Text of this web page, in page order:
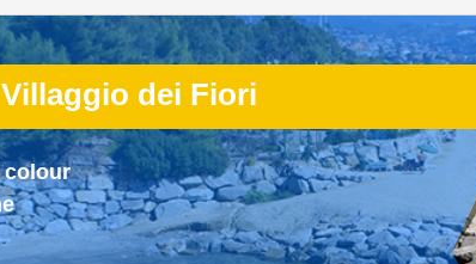
Villaggio dei Fiori